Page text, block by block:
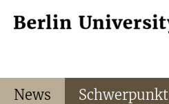
direkt
Service-
News